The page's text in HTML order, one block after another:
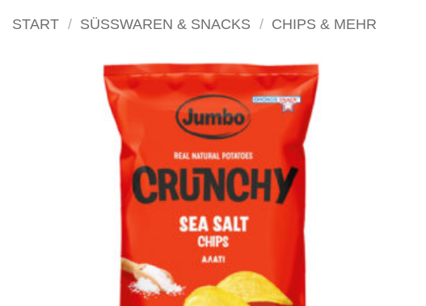
START / SÜSSWAREN & SNACKS / CHIPS & MEHR